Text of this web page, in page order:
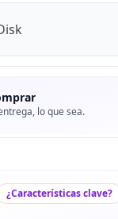
lo que sea.
¿Características clave?